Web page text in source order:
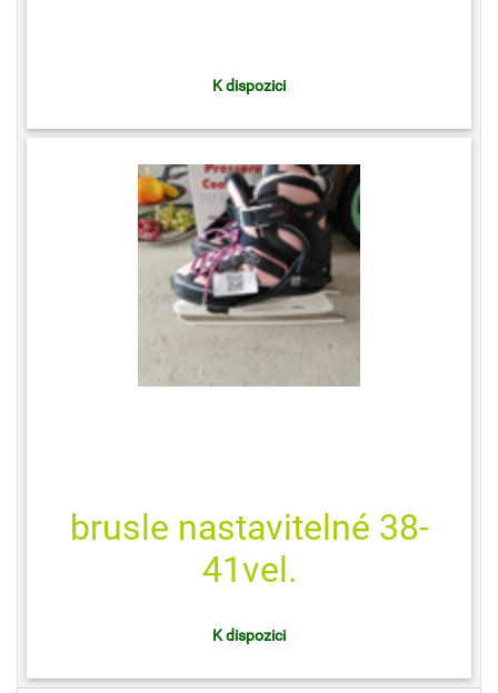
K dispozici
brusle nastavitelné 38-
41vel.
K dispozici